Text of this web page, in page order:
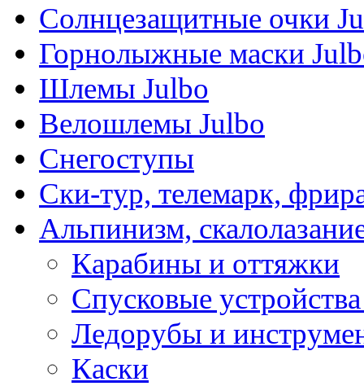
Солнцезащитные очки
Горнолыжные маски
Шлемы Julbo
Велошлемы Julbo
Снегоступы
Ски-тур, телемарк,
Альпинизм,
Карабины и оттяжки
Спусковые
Ледорубы и
Каски